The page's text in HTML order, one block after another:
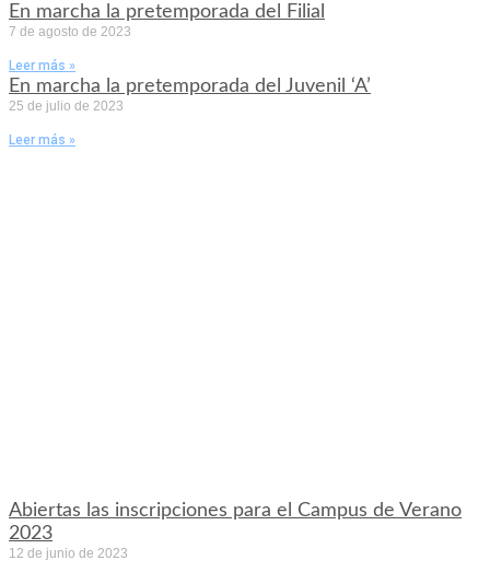
En marcha la pretemporada del Filial
7 de agosto de 2023
Leer más »
En marcha la pretemporada del Juvenil ‘A’
25 de julio de 2023
Leer más »
Abiertas las inscripciones para el Campus de Verano
2023
12 de junio de 2023